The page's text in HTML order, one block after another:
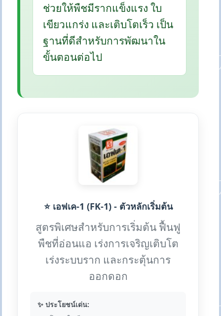
ช่วยให้พืชมีรากแข็งแรง ใบ
เขียวแกร่ง และเติบโตเร็ว เป็น
ฐานที่ดีสำหรับการพัฒนาใน
ขั้นตอนต่อไป
⭐ เอฟเค-1 (FK-1) - ตัวหลักเริ่มต้น
สูตรพิเศษสำหรับการเริ่มต้น ฟื้นฟู
พืชที่อ่อนแอ เร่งการเจริญเติบโต
เร่งระบบราก และกระตุ้นการ
ออกดอก
✨ ประโยชน์เด่น: